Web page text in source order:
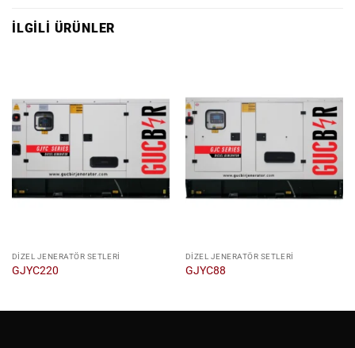
İLGILI ÜRÜNLER
DIZEL JENERATÖR SETLERI
GJYC220
DIZEL JENERATÖR SETLERI
GJYC88